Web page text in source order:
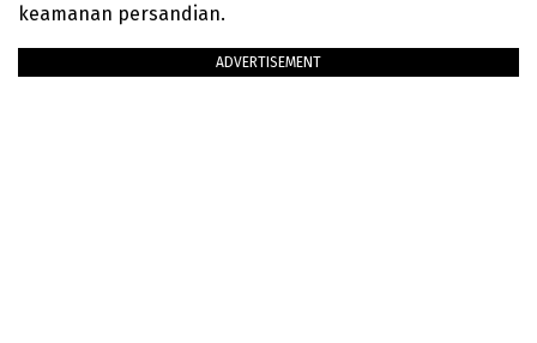
keamanan persandian.
ADVERTISEMENT